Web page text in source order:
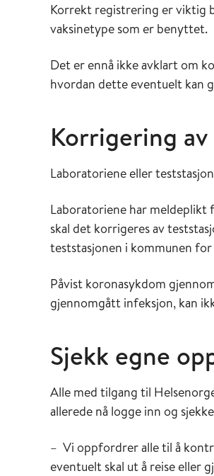
Korrekt registrering er viktig
vaksinetype som er benyttet.
Det er ennå ikke avklart om
hvordan dette eventuelt kan
Korrigering
Laboratoriene eller
Laboratoriene har meldeplikt
skal det korrigeres av
teststasjonen i kommunen
Påvist koronasykdom
gjennomgått infeksjon, kan
Sjekk egne
Alle med tilgang til
allerede nå logge inn og
– Vi oppfordrer alle til å
eventuelt skal ut å reise